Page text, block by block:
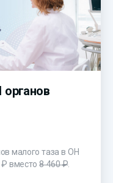
малого таза в ОН
₽ вместо8 460 ₽.